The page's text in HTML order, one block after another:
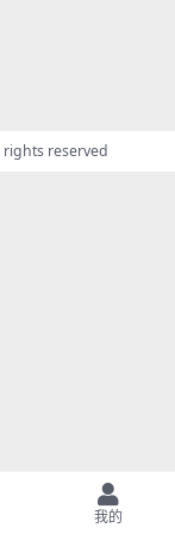
rights reserved
我的